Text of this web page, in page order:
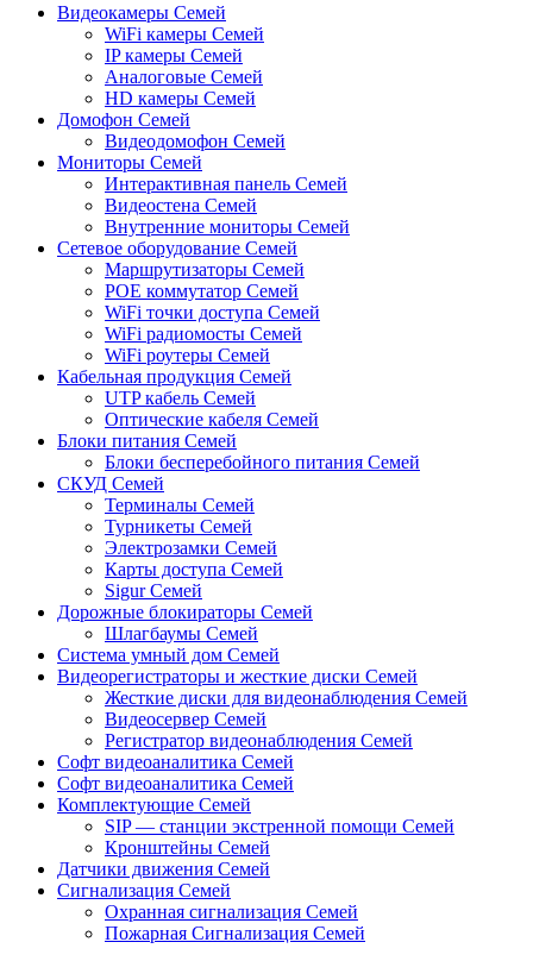
Видеокамеры Семей
WiFi камеры Семей
IP камеры Семей
Аналоговые Семей
HD камеры Семей
Домофон Семей
Видеодомофон Семей
Мониторы Семей
Интерактивная панель Семей
Видеостена Семей
Внутренние мониторы Семей
Сетевое оборудование Семей
Маршрутизаторы Семей
POE коммутатор Семей
WiFi точки доступа Семей
WiFi радиомосты Семей
WiFi роутеры Семей
Кабельная продукция Семей
UTP кабель Семей
Оптические кабеля Семей
Блоки питания Семей
Блоки бесперебойного питания Семей
СКУД Семей
Терминалы Семей
Турникеты Семей
Электрозамки Семей
Карты доступа Семей
Sigur Семей
Дорожные блокираторы Семей
Шлагбаумы Семей
Система умный дом Семей
Видеорегистраторы и жесткие диски Семей
Жесткие диски для видеонаблюдения Семей
Видеосервер Семей
Регистратор видеонаблюдения Семей
Софт видеоаналитика Семей
Софт видеоаналитика Семей
Комплектующие Семей
SIP — станции экстренной помощи Семей
Кронштейны Семей
Датчики движения Семей
Сигнализация Семей
Охранная сигнализация Семей
Пожарная Сигнализация Семей